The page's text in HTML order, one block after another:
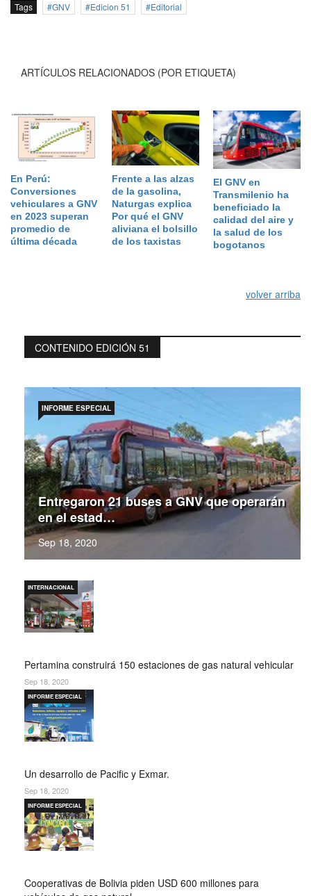
Tags GNV Edicion 51 Editorial
ARTÍCULOS RELACIONADOS (POR ETIQUETA)
En Perú:
Conversiones
vehiculares a GNV
en 2023 superan
promedio de
última década
Frente a las alzas
de la gasolina,
Naturgas explica
Por qué el GNV
aliviana el bolsillo
de los taxistas
El GNV en
Transmilenio ha
beneficiado la
calidad del aire y
la salud de los
bogotanos
volver arriba
CONTENIDO EDICIÓN 51
Entregaron 21 buses a GNV que operarán
en el estad…
Sep 18, 2020
INFORME ESPECIAL
Pertamina construirá 150 estaciones de gas natural vehicular
INTERNACIONAL
Sep 18, 2020
Un desarrollo de Pacific y Exmar.
INFORME ESPECIAL
Sep 18, 2020
Cooperativas de Bolivia piden USD 600 millones para
INFORME ESPECIAL